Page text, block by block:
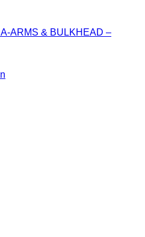
ARMS & BULKHEAD –